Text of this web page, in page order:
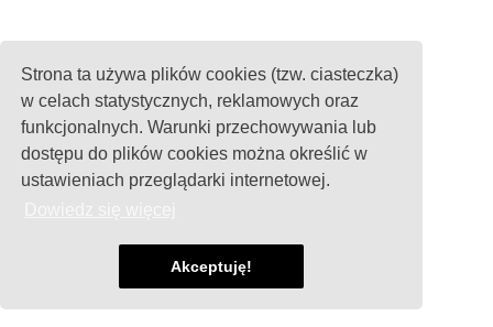
Strona ta używa plików cookies (tzw. ciasteczka)
w celach statystycznych, reklamowych oraz
funkcjonalnych. Warunki przechowywania lub
dostępu do plików cookies można określić w
ustawieniach przeglądarki internetowej.
Akceptuję!